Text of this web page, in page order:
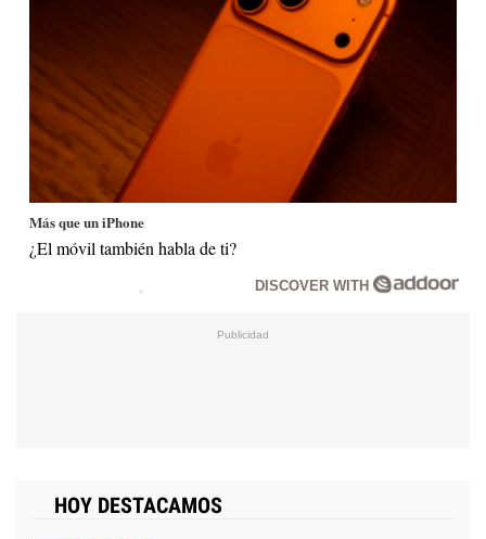
Más que un iPhone
¿El móvil también habla de ti?
DISCOVER WITH
HOY DESTACAMOS